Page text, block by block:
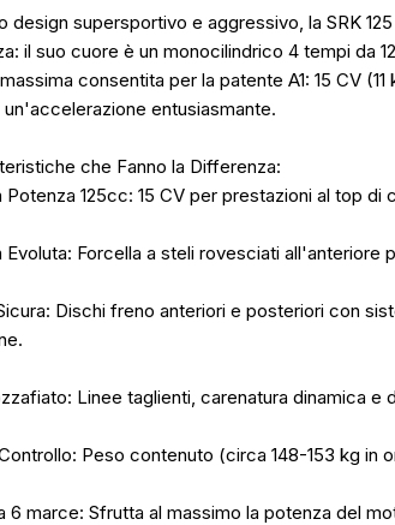
design supersportivo e aggressivo, la SRK
il suo cuore è un monocilindrico 4 tempi da
consentita per la patente A1: 15 CV
un'accelerazione entusiasmante.
che Fanno la Differenza:
Potenza 125cc: 15 CV per prestazioni al top di
Evoluta: Forcella a steli rovesciati all'anteriore
Dischi freno anteriori e posteriori con
Linee taglienti, carenatura dinamica e
Peso contenuto (circa 148-153 kg in
6 marce: Sfrutta al massimo la potenza del